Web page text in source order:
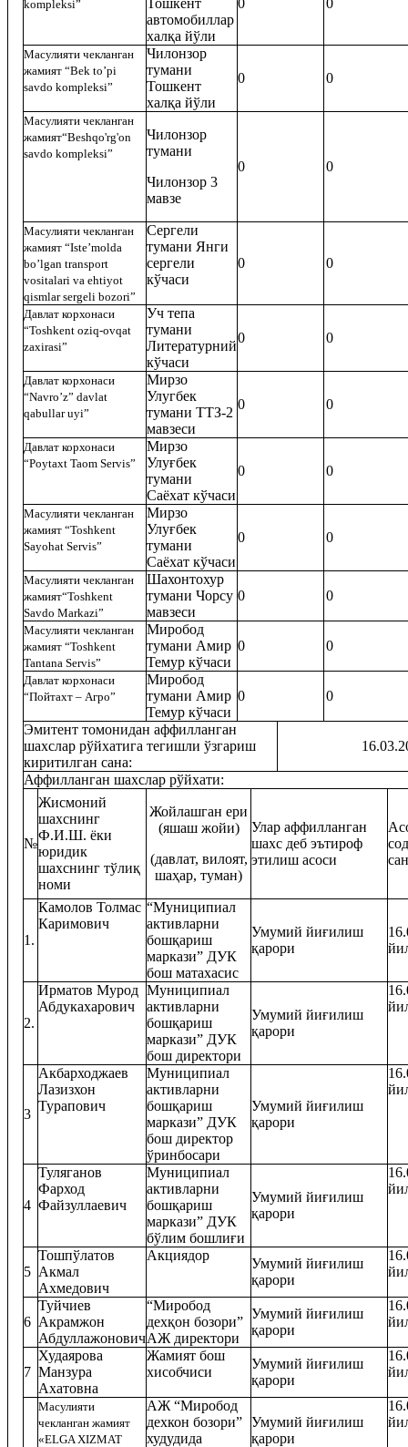
kompleksi”
автомобиллар
халқа йўли
Масулияти чекланган
жамият “Bek to’pi
savdo kompleksi”
Чилонзор
тумани
Тошкент
халқа йўли
0 0
Масулияти чекланган
жамият“Beshqo'rg'on
savdo kompleksi”
Чилонзор
тумани
Чилонзор 3
мавзе
0 0
Масулияти чекланган
жамият “Iste’molda
bo’lgan transport
vositalari va ehtiyot
qismlar sergeli bozori”
Сергели
тумани Янги
сергели
кўчаси
0 0
Давлат корхонаси
“Toshkent oziq-ovqat
zaxirasi”
Уч тепа
тумани
Литературний
кўчаси
0 0
Давлат корхонаси
“Navro’z” davlat
qabullar uyi”
Мирзо
Улугбек
тумани ТТЗ-2
мавзеси
0 0
Давлат корхонаси
“Poytaxt Taom Servis”
Мирзо
Улуғбек
тумани
Саёхат кўчаси
0 0
Масулияти чекланган
жамият “Toshkent
Sayohat Servis”
Мирзо
Улуғбек
тумани
Саёхат кўчаси
0 0
Масулияти чекланган
жамият“Toshkent
Savdo Markazi”
Шахонтохур
тумани Чорсу
мавзеси
0 0
Масулияти чекланган
жамият “Toshkent
Tantana Servis”
Миробод
тумани Амир
Темур кўчаси
0 0
Давлат корхонаси
“Пойтахт – Агро”
Миробод
тумани Амир
Темур кўчаси
0 0
Эмитент томонидан аффилланган
шахслар рўйхатига тегишли ўзгариш
киритилган сана:
Аффилланган шахслар рўйхати:
№
Жисмоний
шахснинг
Ф.И.Ш. ёки
юридик
шахснинг тўлиқ
номи
Жойлашган ери
(яшаш жойи)
(давлат, вилоят,
шаҳар, туман)
Улар аффилланган
шахс деб эътироф
этилиш асоси
1.
Камолов Толмас
Каримович
“Муниципиал
активларни
бошқариш
маркази” ДУК
бош матахасис
Умумий йиғилиш
қарори
2.
Ирматов Мурод
Абдукахарович
Муниципиал
активларни
бошқариш
маркази” ДУК
бош директори
Умумий йиғилиш
қарори
3
Акбарходжаев
Лазизхон
Турапович
Муниципиал
активларни
бошқариш
маркази” ДУК
бош директор
ўринбосари
Умумий йиғилиш
қарори
4
Туляганов
Фарход
Файзуллаевич
Муниципиал
активларни
бошқариш
маркази” ДУК
бўлим бошлиғи
Умумий йиғилиш
қарори
5
Тошпўлатов
Акмал
Ахмедович
Акциядор
Умумий йиғилиш
қарори
6
Туйчиев
Акрамжон
Абдуллажонович
“Миробод
дехқон бозори”
АЖ директори
Умумий йиғилиш
қарори
7
Худаярова
Манзура
Ахатовна
Жамият бош
хисобчиси
Умумий йиғилиш
қарори
Масулияти
чекланган жамият
«ELGA XIZMAT
АЖ “Миробод
дехкон бозори”
худудида
Умумий йиғилиш
қарори